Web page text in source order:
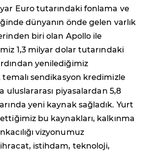
Euro tutarındaki fonlama ve
dünyanın önde gelen varlık
biri olan Apollo ile
1,3 milyar dolar tutarındaki
yenilediğimiz
sendikasyon kredimizle
uluslararası piyasalardan 5,8
yeni kaynak sağladık. Yurt
bu kaynakları, kalkınma
vizyonumuz
istihdam, teknoloji,